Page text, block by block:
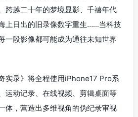
跨越二十年的梦境显影、千禧年代
上日出的旧录像数字重生……当科技
一段影像都可能成为通往未知世界
实录》将全程使用iPhone17 Pro系
运动记录、在线视频、剪辑桌面等
体，营造出多维视角的伪纪录审视